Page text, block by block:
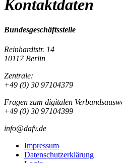
Kontaktdaten
Bundesgeschäftsstelle
Reinhardtstr. 14
10117 Berlin
Zentrale:
+49 (0) 30 97104379
Fragen zum digitalen
+49 (0) 30 97104399
info@dafv.de
Impressum
Datenschutzerklärung